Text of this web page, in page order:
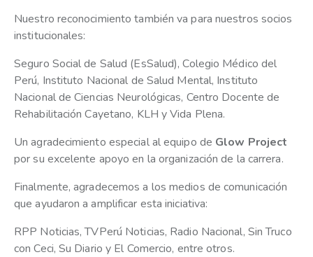
Nuestro reconocimiento también va para nuestros socios
institucionales:
Seguro Social de Salud (EsSalud), Colegio Médico del
Perú, Instituto Nacional de Salud Mental, Instituto
Nacional de Ciencias Neurológicas, Centro Docente de
Rehabilitación Cayetano, KLH y Vida Plena.
Un agradecimiento especial al equipo de Glow Project
por su excelente apoyo en la organización de la carrera.
Finalmente, agradecemos a los medios de comunicación
que ayudaron a amplificar esta iniciativa:
RPP Noticias, TVPerú Noticias, Radio Nacional, Sin Truco
con Ceci, Su Diario y El Comercio, entre otros.